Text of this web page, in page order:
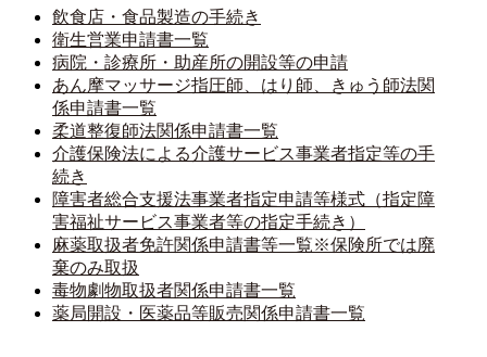
飲食店・食品製造の手続き
衛生営業申請書一覧
病院・診療所・助産所の開設等の申請
あん摩マッサージ指圧師、はり師、きゅう師法関
係申請書一覧
柔道整復師法関係申請書一覧
介護保険法による介護サービス事業者指定等の手
続き
障害者総合支援法事業者指定申請等様式（指定障
害福祉サービス事業者等の指定手続き）
麻薬取扱者免許関係申請書等一覧※保険所では廃
棄のみ取扱
毒物劇物取扱者関係申請書一覧
薬局開設・医薬品等販売関係申請書一覧